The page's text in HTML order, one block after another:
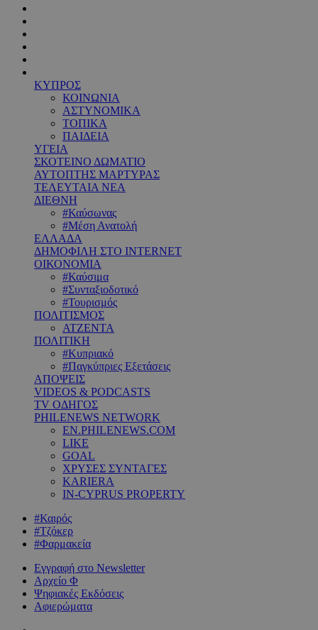
ΚΥΠΡΟΣ
ΚΟΙΝΩΝΙΑ
ΑΣΤΥΝΟΜΙΚΑ
ΤΟΠΙΚΑ
ΠΑΙΔΕΙΑ
ΥΓΕΙΑ
ΣΚΟΤΕΙΝΟ ΔΩΜΑΤΙΟ
ΑΥΤΟΠΤΗΣ ΜΑΡΤΥΡΑΣ
ΤΕΛΕΥΤΑΙΑ ΝΕΑ
ΔΙΕΘΝΗ
#Καύσωνας
#Μέση Ανατολή
ΕΛΛΑΔΑ
ΔΗΜΟΦΙΛΗ ΣΤΟ INTERNET
ΟΙΚΟΝΟΜΙΑ
#Καύσιμα
#Συνταξιοδοτικό
#Τουρισμός
ΠΟΛΙΤΙΣΜΟΣ
ΑΤΖΕΝΤΑ
ΠΟΛΙΤΙΚΗ
#Κυπριακό
#Παγκύπριες Εξετάσεις
ΑΠΟΨΕΙΣ
VIDEOS & PODCASTS
TV ΟΔΗΓΟΣ
PHILENEWS NETWORK
EN.PHILENEWS.COM
LIKE
GOAL
ΧΡΥΣΕΣ ΣΥΝΤΑΓΕΣ
KARIERA
IN-CYPRUS PROPERTY
#Καιρός
#Τζόκερ
#Φαρμακεία
Εγγραφή στο Newsletter
Αρχείο Φ
Ψηφιακές Εκδόσεις
Αφιερώματα